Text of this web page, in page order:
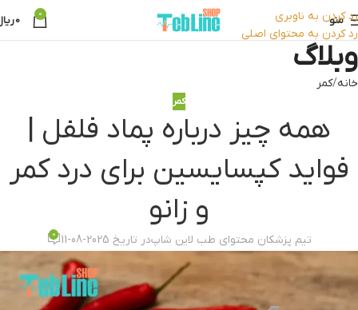
رد کردن به ناوبری
رد کردن به محتوای اصلی
منو 0
0
وبلاگ
خانه کمر
کمر
همه چیز درباره پماد فلفل |
فواید کپسایسین برای درد کمر
و زانو
تیم پزشکان محتوای طب لاین شاپدر تاریخ 2025-08-11 0